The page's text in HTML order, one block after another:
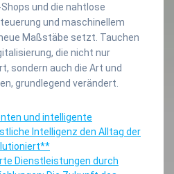
und die nahtlose
und maschinellem
Maßstäbe setzt. Tauchen
die nicht nur
sondern auch die Art und
grundlegend verändert.
und intelligente
Intelligenz den Alltag der
Dienstleistungen durch